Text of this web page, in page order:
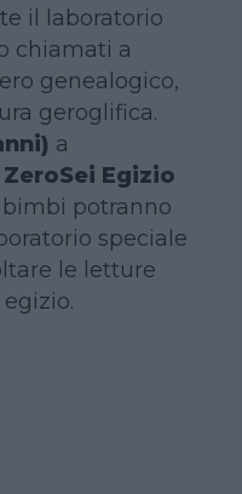
il laboratorio
chiamati a
genealogico,
geroglifica.
a
Egizio
bimbi potranno
speciale
le letture